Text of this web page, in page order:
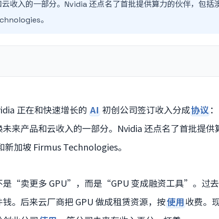
收入的一部分。Nvidia 还点名了首批提供算力的伙伴，包括
。
正在和快速增长的 AI 初创公司签订收入分成协议
来产品和云收入的一部分。Nvidia 还点名了首批提供
新加坡 Firmus Technologies。
是“卖更多 GPU”，而是“GPU 变成融资工具”。过
。后来云厂商把 GPU 做成租赁资源，按使用收费。